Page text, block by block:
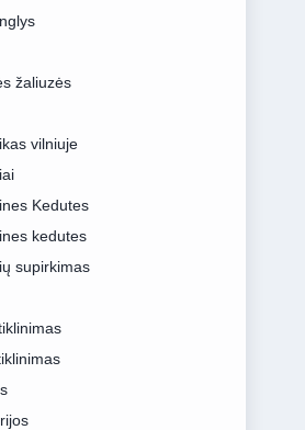
žaliuzės
vilniuje
Kedutes
kedutes
supirkimas